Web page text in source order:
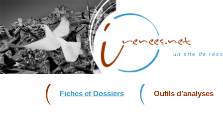
un site de
Fiches et Dossiers Outils d’analyses